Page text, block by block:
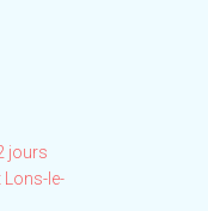
jours
Lons-le-